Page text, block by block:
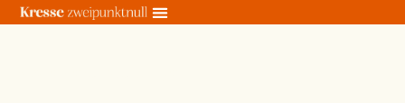
Zum